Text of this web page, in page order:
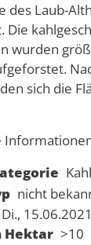
des Laub-
wurden
sich die
nicht
Di., 15.06.2021
Hektar >10